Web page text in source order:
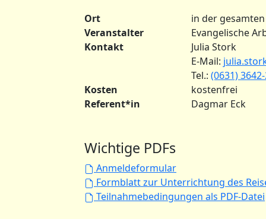
Ort
in der
Veranstalter
Evangelische
Kontakt
Julia Stork
E-Mail:
Tel.: (0631)
Kosten
kostenfrei
Referent*in
Dagmar Eck
Wichtige PDFs
Anmeldeformular
Formblatt zur Unterrichtung des
Teilnahmebedingungen als PDF-Datei